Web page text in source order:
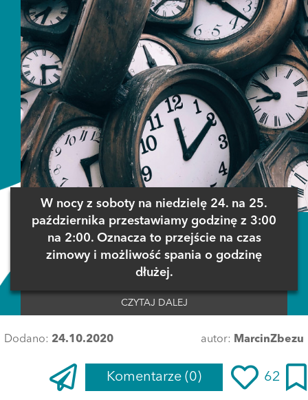
W nocy z soboty na niedzielę 24. na 25.
października przestawiamy godzinę z 3:00
na 2:00. Oznacza to przejście na czas
zimowy i możliwość spania o godzinę
dłużej.
CZYTAJ DALEJ
Dodano: 24.10.2020 autor: MarcinZbezu
Komentarze (0) 62